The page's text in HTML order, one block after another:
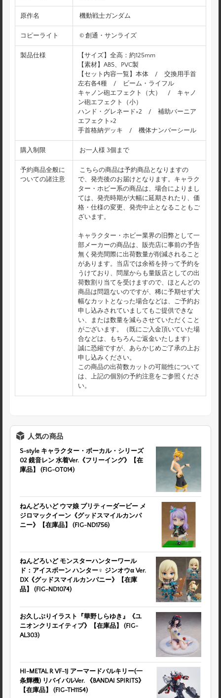
原作名 機動戦士ガンダム
コピーライト © 創通・サンライズ
製品仕様
【サイズ】全高：約125mm
【素材】ABS、PVC製
【セット内容一覧】本体 / 交換用手首
左右各4種 / ビーム・ライフル
キャノン砲エフェクト（大） / キャノ
ン砲エフェクト（小）
ハンド・グレネード×2 / 補助バーニア
エフェクト×2
手首格納デッキ / 機体ナンバーシール
購入制限 お一人様 3個まで
予約商品全般に
ついての諸注意
こちらの商品は予約商品となりますの
で、発売後のお届けとなります。キャラク
ター・ホビー系の商品は、場合によりまし
ては、発売時期が大幅に延期されたり、価
格・仕様の変更、発売中止となることもご
ざいます。
キャラクター・ホビー業界の旧弊として一
部メーカーの商品は、販売店に事前の予告
無く発売間際に出荷数量が削減されること
があります。当店では余裕を持って予約を
うけており、問屋からも量販店としての出
荷数割り当てを受けますので、ほとんどの
商品は問題ないのですが、稀に予期せず大
幅なカットとなった場合などは、ご予約お
申し込みされていましてもご提供できな
い、または数量を減らさせていただくこと
がございます。（既にご入金頂いていた場
合などは、もちろんご返金いたします）
誠に恐縮ですが、あらかじめご了承の上お
申し込みください。
この商品の出荷数カットの可能性について
は、上記の個別の予約注意をご参照くださ
い。
人気の商品
S-style キャラクター・ボーカル・シリーズ
02 鏡音レン 水着Ver.《フリーイング》【在
庫品】 (FIG-OT014)
ねんどろいど ウマ娘 プリティーダービー メ
ジロマックイーン《グッドスマイルカンパ
ニー》【在庫品】 (FIG-ND1756)
ねんどろいど モンスターハンターワール
ド：アイスボーン ハンター♀ ジンオウα Ver.
DX《グッドスマイルカンパニー》【在庫
品】 (FIG-ND1074)
お久しぶりイラスト『華野しらゆき』《ユ
ニオンクリエイティブ》【在庫品】 (FIG-
AL303)
HI-METAL R VF-1J アーマードバルキリー(一
条輝機) リバイバルVer. 《BANDAI SPIRITS》
【在庫品】 (FIG-TH1154)